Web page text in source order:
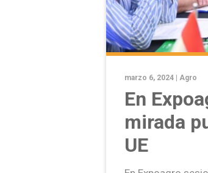
marzo 6, 2024 | Agro
En
mirada
UE